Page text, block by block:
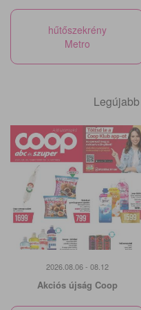
hűtőszekrény
Metro
2026.08.06 - 08.12
Akciós újság Coop